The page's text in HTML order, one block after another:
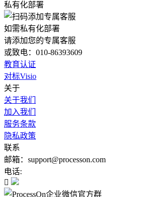
私有化部署
如需私有化部署
请添加您的专属客服
或致电：010-86393609
教育认证
对标Visio
关于
关于我们
加入我们
服务条款
隐私政策
联系
邮箱：support@processon.com
电话:
